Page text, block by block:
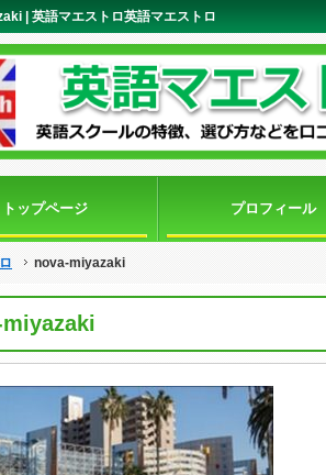
| 英語マエストロ英語マエストロ
トップページ プロフィール
nova-miyazaki